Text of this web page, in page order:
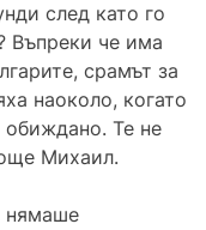
след като го
Въпреки че има
срамът за
наоколо, когато
Те не
Михаил.
нямаше